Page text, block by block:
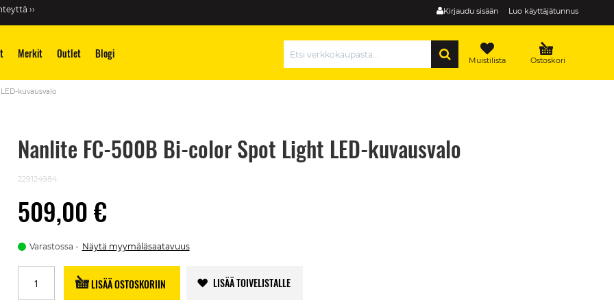
Kirjaudu sisään Luo käyttäjätunnus
››
Merkit Outlet Blogi Ostoskori
Muistilista
kuvausvalo
Nanlite FC-500B Bi-color Spot Light LED-kuvausvalo
229124984
509,00 €
Varastossa Näytä myymäläsaatavuus
LISÄÄ OSTOSKORIIN LISÄÄ TOIVELISTALLE